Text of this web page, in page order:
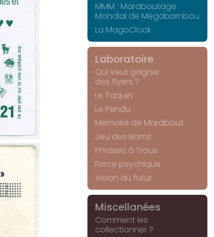
MMM : Maraboutage
Mondial de Mégabambou
La MagoClock
Laboratoire
Qui veut gagner
des flyers ?
Le Taquin
Le Pendu
Mémoire de Marabout
Jeu des Noms
Phrases à Trous
Force psychique
Vision du futur
Miscellanées
Comment les
collectionner ?